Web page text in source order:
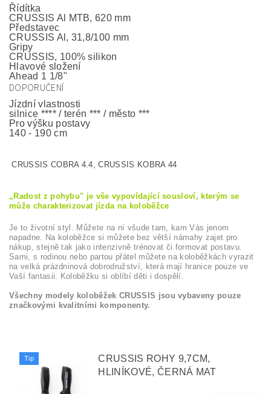
Řídítka
CRUSSIS Al MTB, 620 mm
Představec
CRUSSIS Al, 31,8/100 mm
Gripy
CRUSSIS, 100% silikon
Hlavové složení
Ahead 1 1/8"
DOPORUČENÍ
Jízdní vlastnosti
silnice **** / terén *** / město ***
Pro výšku postavy
140 - 190 cm
CRUSSIS COBRA 4.4, CRUSSIS KOBRA 44
„Radost z pohybu" je vše vypovídající sousloví, kterým se
může charakterizovat jízda na koloběžce
Je to životní styl. Můžete na ní všude tam, kam Vás jenom
napadne. Na koloběžce si můžete bez větší námahy zajet pro
nákup, stejně tak jako intenzivně trénovat či formovat postavu.
Sami, s rodinou nebo partou přátel můžete na koloběžkách vyrazit
na velká prázdninová dobrodružství, která mají hranice pouze ve
Vaší fantasii. Koloběžku si oblíbí děti i dospělí.
Všechny modely koloběžek CRUSSIS jsou vybaveny pouze
značkovými kvalitními komponenty.
Tip
CRUSSIS ROHY 9,7CM,
HLINÍKOVÉ, ČERNÁ MAT